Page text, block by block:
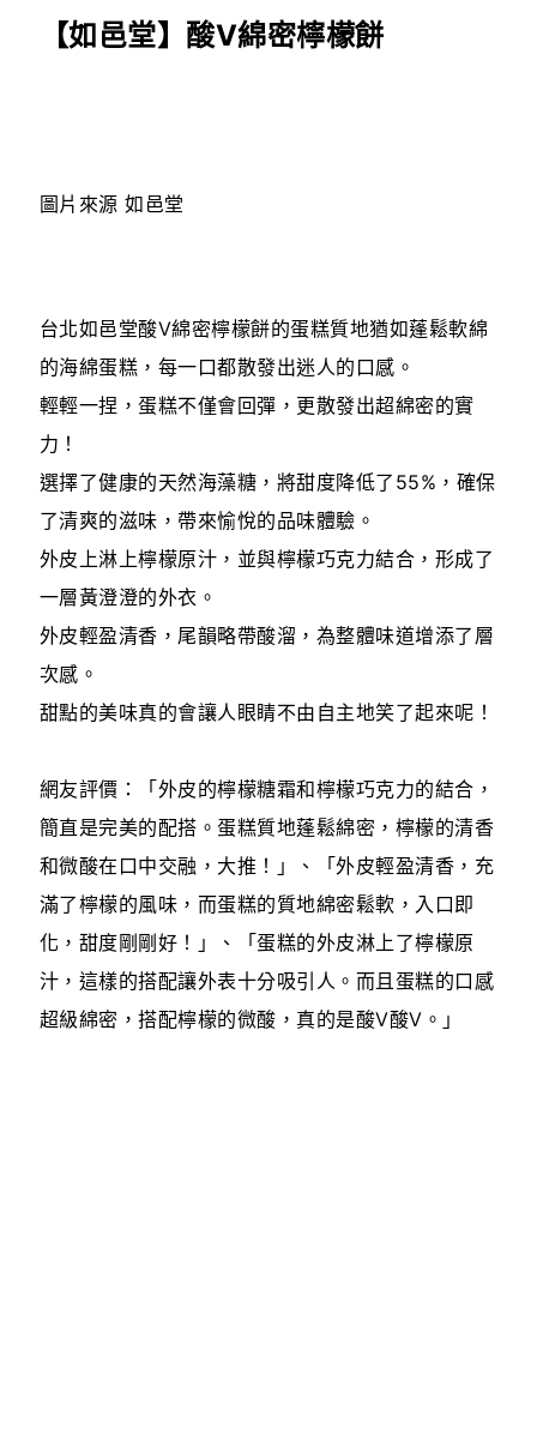
【如邑堂】酸V綿密檸檬餅
圖片來源 如邑堂
台北如邑堂酸V綿密檸檬餅的蛋糕質地猶如蓬鬆軟綿
的海綿蛋糕，每一口都散發出迷人的口感。
輕輕一捏，蛋糕不僅會回彈，更散發出超綿密的實
力！
選擇了健康的天然海藻糖，將甜度降低了55%，確保
了清爽的滋味，帶來愉悅的品味體驗。
外皮上淋上檸檬原汁，並與檸檬巧克力結合，形成了
一層黃澄澄的外衣。
外皮輕盈清香，尾韻略帶酸溜，為整體味道增添了層
次感。
甜點的美味真的會讓人眼睛不由自主地笑了起來呢！
網友評價：「外皮的檸檬糖霜和檸檬巧克力的結合，
簡直是完美的配搭。蛋糕質地蓬鬆綿密，檸檬的清香
和微酸在口中交融，大推！」、「外皮輕盈清香，充
滿了檸檬的風味，而蛋糕的質地綿密鬆軟，入口即
化，甜度剛剛好！」、「蛋糕的外皮淋上了檸檬原
汁，這樣的搭配讓外表十分吸引人。而且蛋糕的口感
超級綿密，搭配檸檬的微酸，真的是酸V酸V。」